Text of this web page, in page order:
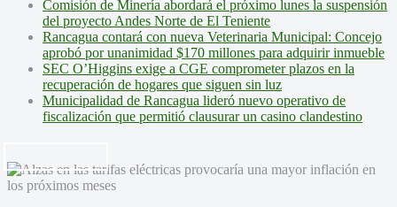
Comisión de Minería abordará el próximo lunes la suspensión
del proyecto Andes Norte de El Teniente
Rancagua contará con nueva Veterinaria Municipal: Concejo
aprobó por unanimidad $170 millones para adquirir inmueble
SEC O’Higgins exige a CGE comprometer plazos en la
recuperación de hogares que siguen sin luz
Municipalidad de Rancagua lideró nuevo operativo de
fiscalización que permitió clausurar un casino clandestino